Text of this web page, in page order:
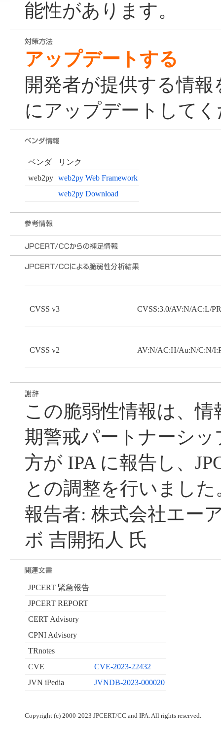
能性があります。
アップデートする
開発者が提供する情
にアップデートして
ベンダ
リンク
web2py
web2py Web Framework
web2py Download
CVSS v3 CVSS:3.0/AV:N/AC:L/
CVSS v2 AV:N/AC:H/Au:N/C:N/
この脆弱性情報は、
期警戒パートナーシ
方が IPA に報告し、
との調整を行いました
報告者: 株式会社エー
ボ 吉開拓人 氏
JPCERT 緊急報告
JPCERT REPORT
CERT Advisory
CPNI Advisory
TRnotes
CVE
CVE-2023-22432
JVN iPedia
JVNDB-2023-000020
Copyright (c) 2000-2023 JPCERT/CC and IPA. All rights reserved.